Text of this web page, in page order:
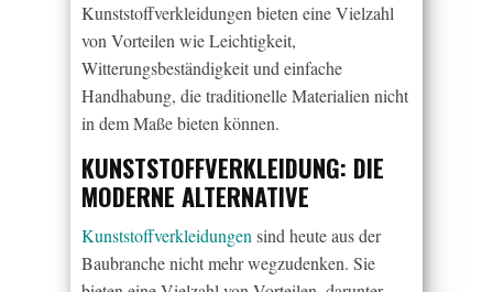
Kunststoffverkleidungen bieten eine Vielzahl
von Vorteilen wie Leichtigkeit,
Witterungsbeständigkeit und einfache
Handhabung, die traditionelle Materialien nicht
in dem Maße bieten können.
KUNSTSTOFFVERKLEIDUNG: DIE
MODERNE ALTERNATIVE
Kunststoffverkleidungen sind heute aus der
Baubranche nicht mehr wegzudenken. Sie